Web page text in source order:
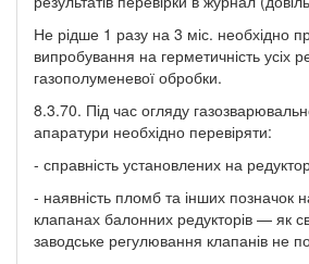
Не рідше 1 разу на 3 міс. необхідно
випробування на герметичність усіх
газополуменевої обробки.
8.3.70. Під час огляду
апаратури необхідно перевіряти:
- справність установлених на
- наявність пломб та інших позначок
клапанах балонних редукторів — як
заводське регулювання клапанів не